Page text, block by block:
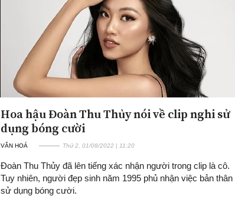
Hoa hậu Đoàn Thu Thủy nói về clip nghi sử
dụng bóng cười
VĂN HOÁ Thứ 2, 01/08/2022 | 11:20
Đoàn Thu Thủy đã lên tiếng xác nhận người trong clip là cô.
Tuy nhiên, người đẹp sinh năm 1995 phủ nhận việc bản thân
sử dụng bóng cười.